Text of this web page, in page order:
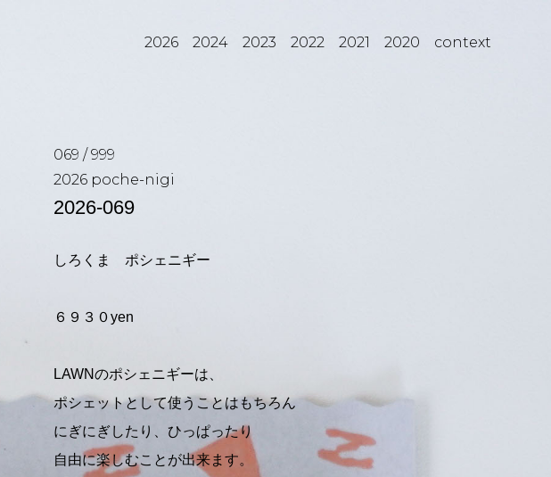
2026 2024 2023 2022 2021 2020 context
069 /999
2026 poche-nigi
2026-069
しろくま ポシェニギー
６９３０yen
LAWNのポシェニギーは、
ポシェットとして使うことはもちろん
にぎにぎしたり、ひっぱったり
自由に楽しむことが出来ます。